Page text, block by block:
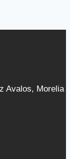
Avalos, Morelia